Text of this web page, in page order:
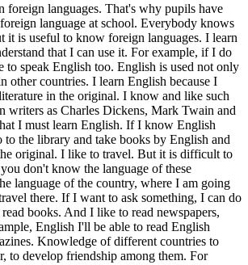
foreign languages. That's why pupils have
language at school. Everybody knows
it is useful to know foreign languages. I learn
that I can use it. For example, if I do
to speak English too. English is used not only
other countries. I learn English because I
in the original. I know and like such
writers as Charles Dickens, Mark Twain and
I must learn English. If I know English
the library and take books by English and
original. I like to travel. But it is difficult to
don't know the language of these
language of the country, where I am going
there. If I want to ask something, I can do
books. And I like to read newspapers,
English I'll be able to read English
Knowledge of different countries to
to develop friendship among them. For